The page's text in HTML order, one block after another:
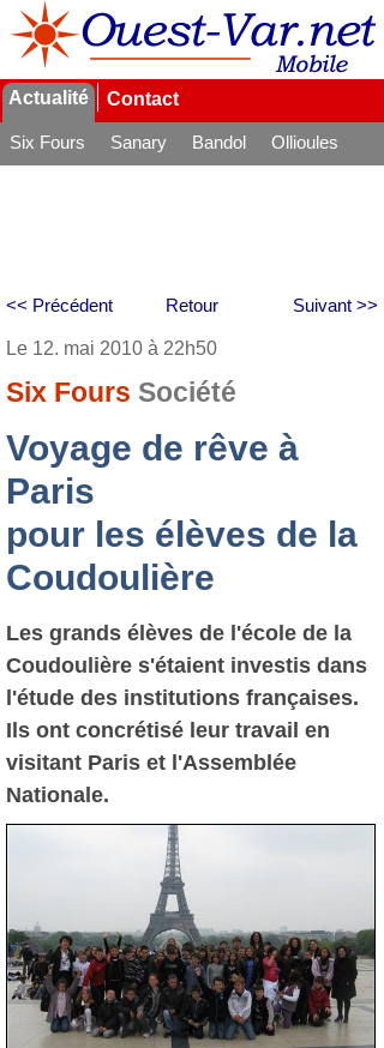
Actualité Contact
Six Fours Sanary Bandol
Ollioules
Retour
<< Précédent Suivant >>
Le 12. mai 2010 à 22h50
Six Fours Société
Voyage de rêve à
Paris
pour les élèves de la
Coudoulière
Les grands élèves de l'école de la
Coudoulière s'étaient investis dans
l'étude des institutions françaises.
Ils ont concrétisé leur travail en
visitant Paris et l'Assemblée
Nationale.